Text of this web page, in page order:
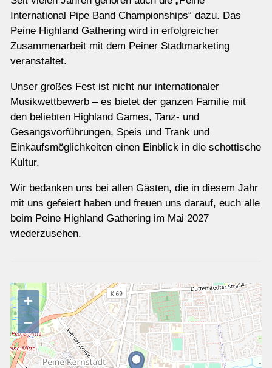
International Pipe Band Championships“ dazu. Das
Peine Highland Gathering wird in erfolgreicher
Zusammenarbeit mit dem Peiner Stadtmarketing
veranstaltet.
Unser großes Fest ist nicht nur internationaler
Musikwettbewerb – es bietet der ganzen Familie mit
den beliebten Highland Games, Tanz- und
Gesangsvorführungen, Speis und Trank und
Einkaufsmöglichkeiten einen Einblick in die schottische
Kultur.
Wir bedanken uns bei allen Gästen, die in diesem Jahr
mit uns gefeiert haben und freuen uns darauf, euch alle
beim Peine Highland Gathering im Mai 2027
wiederzusehen.
+
−